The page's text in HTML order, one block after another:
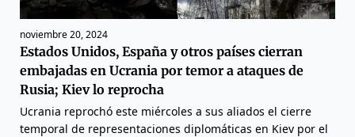
noviembre 20, 2024
Estados Unidos, España y otros países cierran
embajadas en Ucrania por temor a ataques de
Rusia; Kiev lo reprocha
Ucrania reprochó este miércoles a sus aliados el cierre
temporal de representaciones diplomáticas en Kiev por el